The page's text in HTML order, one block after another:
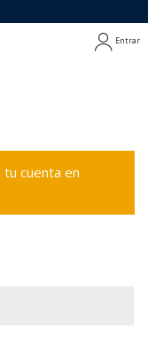
Entrar
cuenta en